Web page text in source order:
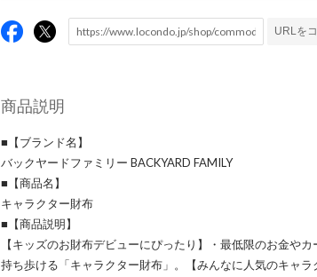
URLを
商品説明
■【ブランド名】
バックヤードファミリー BACKYARD FAMILY
■【商品名】
キャラクター財布
■【商品説明】
【キッズのお財布デビューにぴったり】・最低限のお金や
持ち歩ける「キャラクター財布」。【みんなに人気のキャ